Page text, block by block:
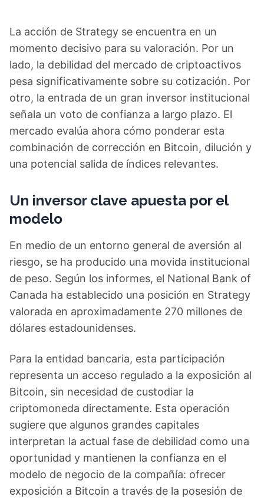
La acción de Strategy se encuentra en un
momento decisivo para su valoración. Por un
lado, la debilidad del mercado de criptoactivos
pesa significativamente sobre su cotización. Por
otro, la entrada de un gran inversor institucional
señala un voto de confianza a largo plazo. El
mercado evalúa ahora cómo ponderar esta
combinación de corrección en Bitcoin, dilución y
una potencial salida de índices relevantes.
Un inversor clave apuesta por el
modelo
En medio de un entorno general de aversión al
riesgo, se ha producido una movida institucional
de peso. Según los informes, el National Bank of
Canada ha establecido una posición en Strategy
valorada en aproximadamente 270 millones de
dólares estadounidenses.
Para la entidad bancaria, esta participación
representa un acceso regulado a la exposición al
Bitcoin, sin necesidad de custodiar la
criptomoneda directamente. Esta operación
sugiere que algunos grandes capitales
interpretan la actual fase de debilidad como una
oportunidad y mantienen la confianza en el
modelo de negocio de la compañía: ofrecer
exposición a Bitcoin a través de la posesión de